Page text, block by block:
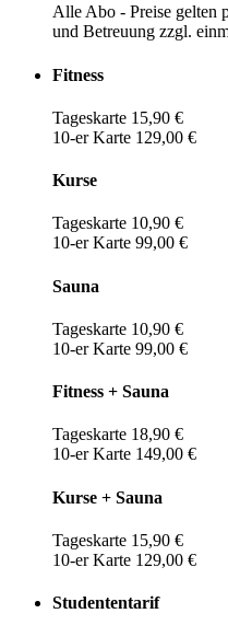
Alle Abo - Preise gelten
und Betreuung zzgl.
Fitness
Tageskarte 15,90 €
10-er Karte 129,00 €
Kurse
Tageskarte 10,90 €
10-er Karte 99,00 €
Sauna
Tageskarte 10,90 €
10-er Karte 99,00 €
Fitness + Sauna
Tageskarte 18,90 €
10-er Karte 149,00 €
Kurse + Sauna
Tageskarte 15,90 €
10-er Karte 129,00 €
Studententarif